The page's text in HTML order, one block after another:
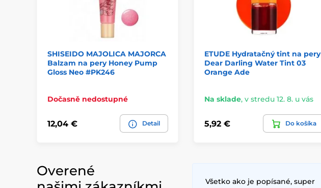
SHISEIDO MAJOLICA MAJORCA
Balzam na pery Honey Pump
Gloss Neo #PK246
Dočasně nedostupné
12,04 € Detail
ETUDE Hydratačný tint na pery
Dear Darling Water Tint 03
Orange Ade
Na sklade, v stredu 12. 8. u vás
5,92 € Do košíka
Overené
Všetko ako je popísané, super